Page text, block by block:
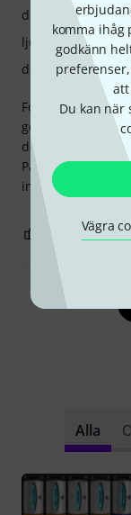
komma ihåg
godkänn
att
Du kan när
Vägra
Fortfarande lika
genomskinligt
det för sin färg
På bussar med
imponerande
drift
ljud/kvalitet
datoranvändning
0
Alla